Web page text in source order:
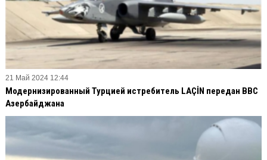
21 Май 2024 12:44
Модернизированный Турцией истребитель LAÇİN передан ВВС
Азербайджана